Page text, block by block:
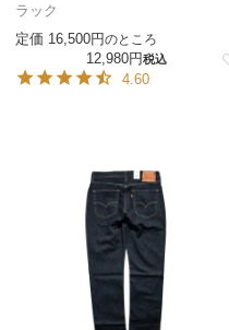
ラック
定価 16,500 のところ
12,980 税込
4.60